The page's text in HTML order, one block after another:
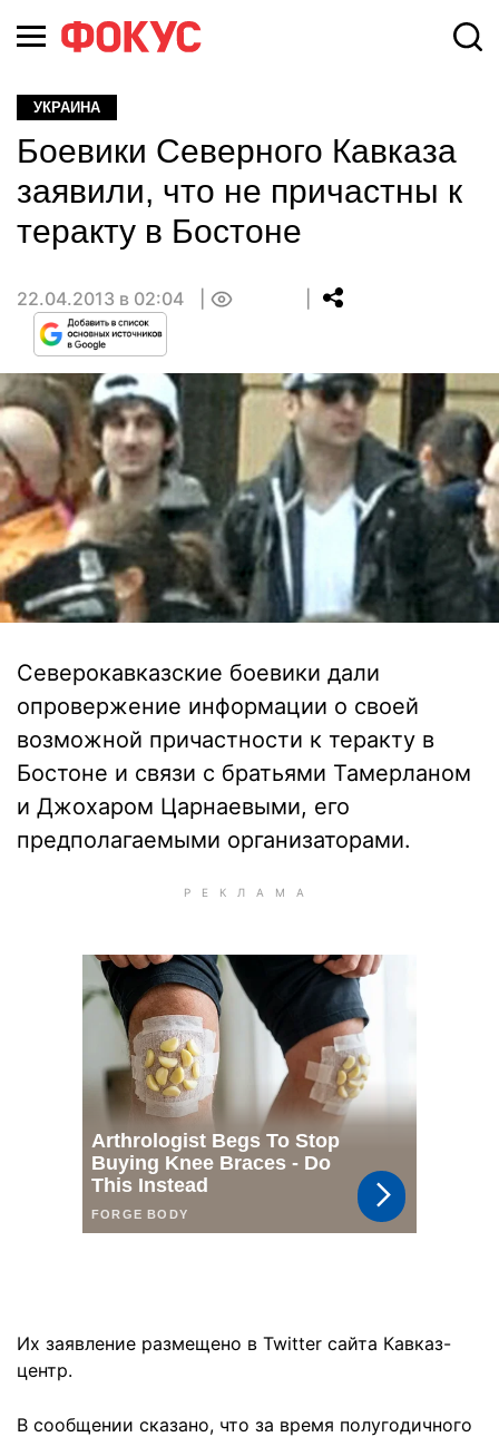
УКРАИНА
Боевики Северного Кавказа
заявили, что не причастны к
теракту в Бостоне
22.04.2013 в 02:04
Северокавказские боевики дали
опровержение информации о своей
возможной причастности к теракту в
Бостоне и связи с братьями Тамерланом
и Джохаром Царнаевыми, его
предполагаемыми организаторами.
Их заявление размещено в Twitter сайта Кавказ-
центр.
В сообщении cказано, что за время полугодичного